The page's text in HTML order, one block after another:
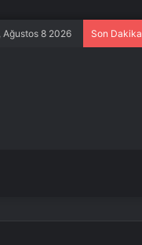
Ağustos 8 2026 Son